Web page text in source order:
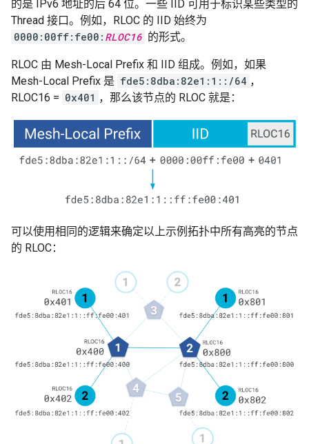
的是 IPv6 地址的后 64 位。一些 IID 可用于标识某些类型的
Thread 接口。例如，RLOC 的 IID 始终为
0000:00ff:fe00: RLOC16 的形式。
RLOC 由 Mesh-Local Prefix 和 IID 组成。例如，如果
Mesh-Local Prefix 是 fde5:8dba:82e1:1::/64 ，
RLOC16 = 0x401 ，那么该节点的 RLOC 就是：
可以使用相同的逻辑来确定以上示例拓扑中所有高亮的节点
的 RLOC：